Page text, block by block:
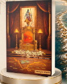
অথর্ববেদের